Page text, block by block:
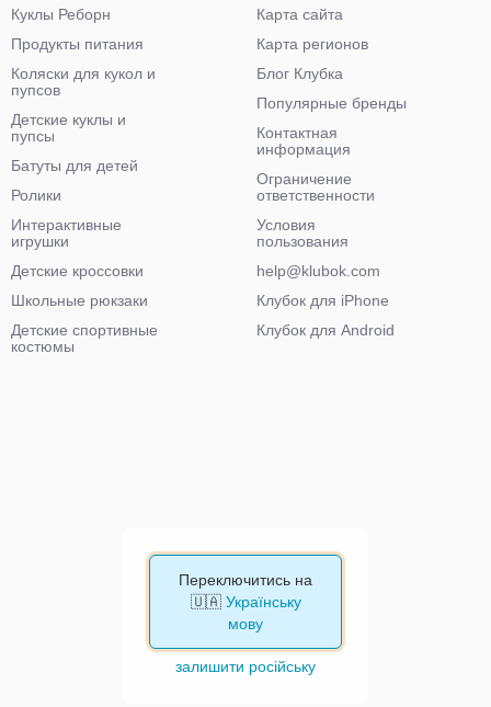
Куклы Реборн
Продукты питания
Коляски для кукол и
пупсов
Детские куклы и
пупсы
Батуты для детей
Ролики
Интерактивные
игрушки
Детские кроссовки
Школьные рюкзаки
Детские спортивные
костюмы
Карта сайта
Карта регионов
Блог Клубка
Популярные бренды
Контактная
информация
Ограничение
ответственности
Условия
пользования
help@klubok.com
Клубок для iPhone
Клубок для Android
Переключитись на
🇺🇦 Українську
мову
залишити російську